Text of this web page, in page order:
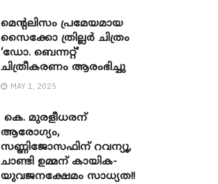
മെന്‍റലിസം പ്രമേയമായ
സൈക്കോ ത്രില്ലർ ചിത്രം
‘ഡോ. ബെന്നറ്റ്’
ചിത്രീകരണം ആരംഭിച്ചു
MAY 1, 2025
കെ. മുരളീധരന്
ആരോഗ്യം,
സണ്ണിജോസഫിന് റവന്യൂ,
ചാണ്ടി ഉമ്മന് കായിക-
യുവജനക്ഷേമം സാധ്യത!!